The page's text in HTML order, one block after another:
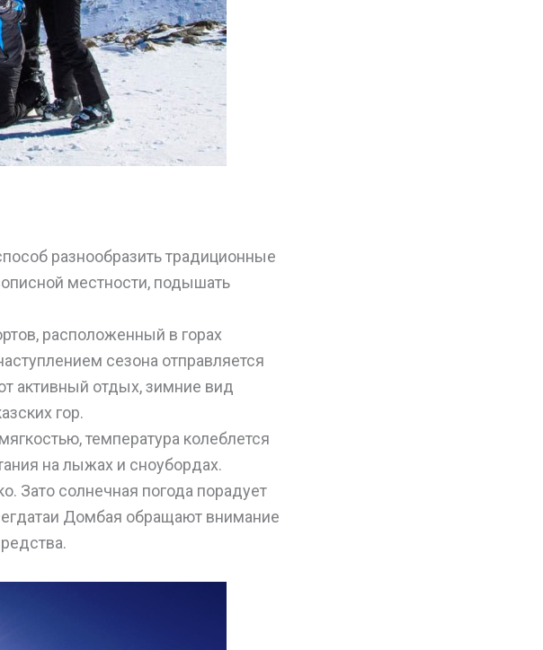
разнообразить традиционные
местности, подышать
расположенный в горах
сезона отправляется
активный отдых, зимние вид
гор.
температура колеблется
на лыжах и сноубордах.
Зато солнечная погода порадует
Домбая обращают внимание